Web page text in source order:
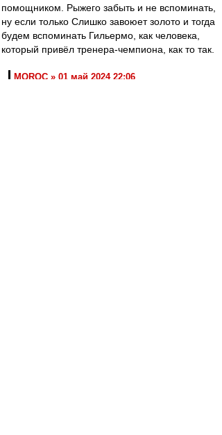
помощником. Рыжего забыть и не вспоминать,
ну если только Слишко завоюет золото и тогда
будем вспоминать Гильермо, как человека,
который привёл тренера-чемпиона, как то так.
MOROC » 01 май 2024 22:06